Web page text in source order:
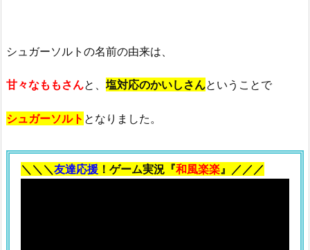
シュガーソルトの名前の由来は、
甘々なももさんと、 塩対応のかいしさんということで
シュガーソルト となりました。
＼＼＼友達応援 ！ゲーム実況『和風楽楽』／／／